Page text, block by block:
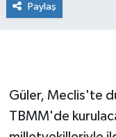
Paylaş
Güler, Meclis'te
TBMM'de